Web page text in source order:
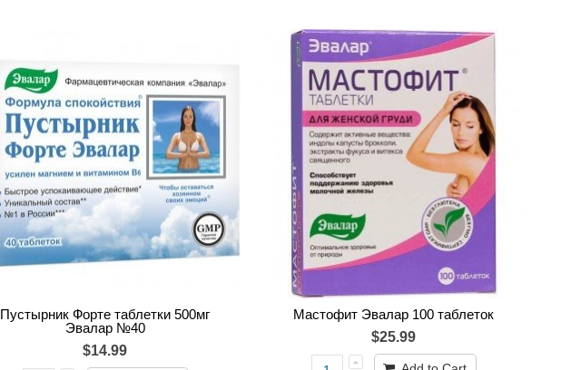
Пустырник Форте таблетки 500мг
Эвалар №40
$14.99
Мастофит Эвалар 100 таблеток
$25.99